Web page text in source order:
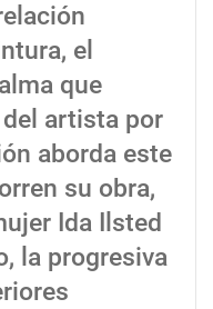
el
que
artista por
aborda este
su obra,
Ida Ilsted
la progresiva